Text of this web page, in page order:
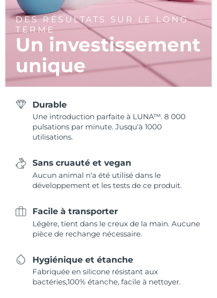
DES RÉSULTATS SUR LE LONG
TERME
Un investissement
unique
Durable
Une introduction parfaite à LUNA™. 8 000
pulsations par minute. Jusqu'à 1000
utilisations.
Sans cruauté et vegan
Aucun animal n'a été utilisé dans le
développement et les tests de ce produit.
Facile à transporter
Légère, tient dans le creux de la main. Aucune
pièce de rechange nécessaire.
Hygiénique et étanche
Fabriquée en silicone résistant aux
bactéries,100% étanche, facile à nettoyer.